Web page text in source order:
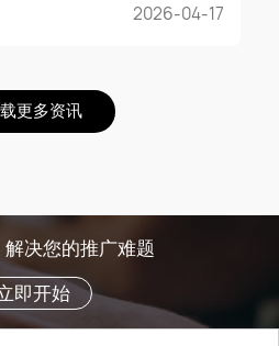
2026-04-17
更多资讯
决您的推广难题
即开始